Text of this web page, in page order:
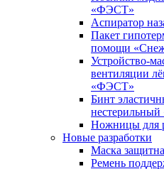
«ФЭСТ»
Аспиратор
Пакет
помощи
Устройство-
вентиляции
«ФЭСТ»
Бинт
Ножницы для
Новые разработки
Маска
Ремень